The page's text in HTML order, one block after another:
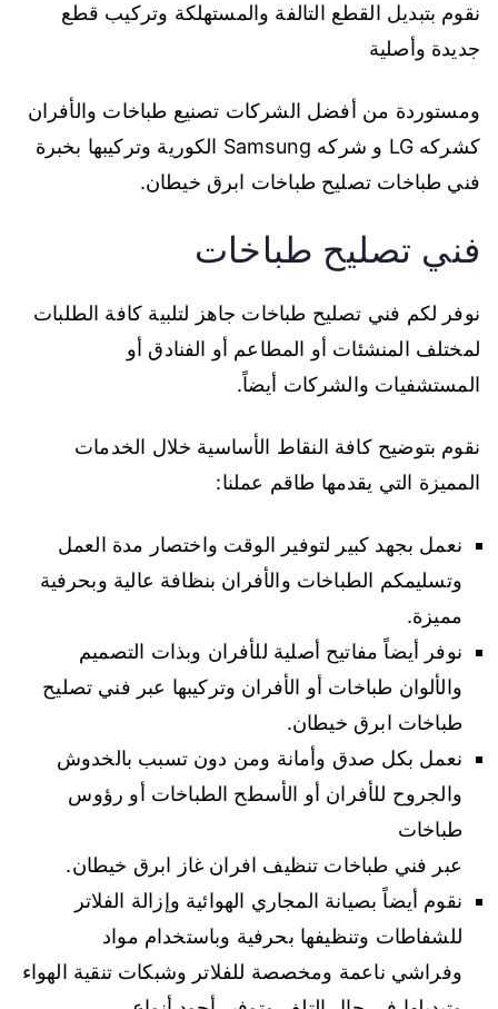
نقوم بتبديل القطع التالفة والمستهلكة وتركيب قطع
جديدة وأصلية
ومستوردة من أفضل الشركات تصنيع طباخات والأفران
كشركه LG و شركه Samsung الكورية وتركيبها بخبرة
فني طباخات تصليح طباخات ابرق خيطان.
فني تصليح طباخات
نوفر لكم فني تصليح طباخات جاهز لتلبية كافة الطلبات
لمختلف المنشئات أو المطاعم أو الفنادق أو
المستشفيات والشركات أيضاً.
نقوم بتوضيح كافة النقاط الأساسية خلال الخدمات
المميزة التي يقدمها طاقم عملنا:
نعمل بجهد كبير لتوفير الوقت واختصار مدة العمل
وتسليمكم الطباخات والأفران بنظافة عالية وبحرفية
مميزة.
نوفر أيضاً مفاتيح أصلية للأفران وبذات التصميم
والألوان طباخات أو الأفران وتركيبها عبر فني تصليح
طباخات ابرق خيطان.
نعمل بكل صدق وأمانة ومن دون تسبب بالخدوش
والجروح للأفران أو الأسطح الطباخات أو رؤوس
طباخات
عبر فني طباخات تنظيف افران غاز ابرق خيطان.
نقوم أيضاً بصيانة المجاري الهوائية وإزالة الفلاتر
للشفاطات وتنظيفها بحرفية وباستخدام مواد
وفراشي ناعمة ومخصصة للفلاتر وشبكات تنقية الهواء